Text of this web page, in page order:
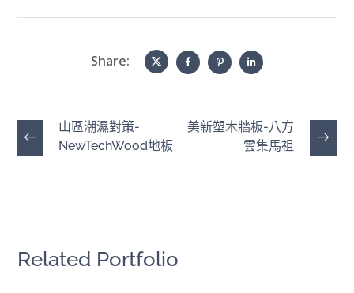
Share:
山區潮濕對策-
NewTechWood地板
美新塑木牆板-八方
雲集馬祖
Related Portfolio